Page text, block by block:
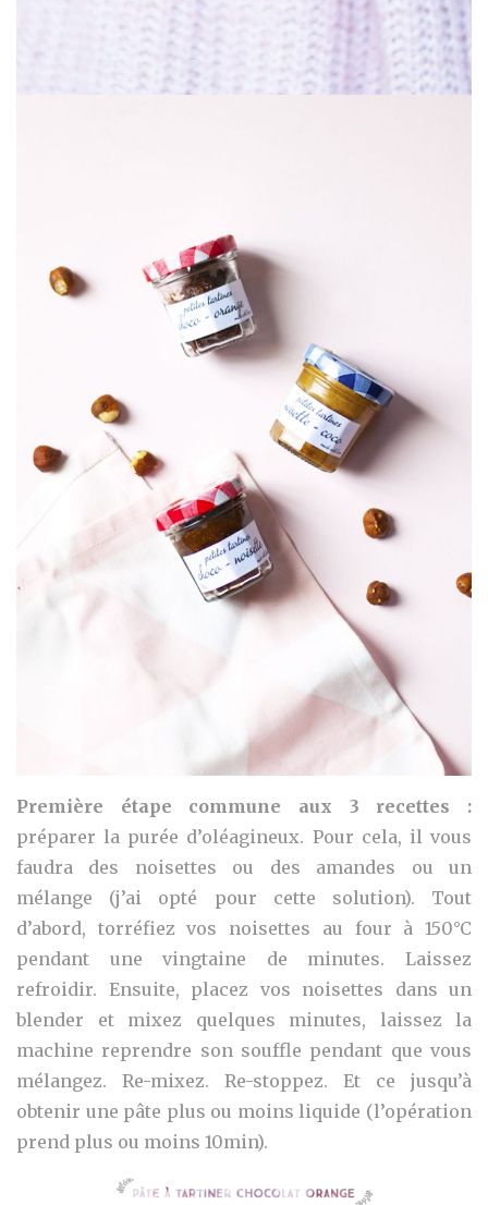
Première étape commune aux 3 recettes :
préparer la purée d’oléagineux. Pour cela, il vous
faudra des noisettes ou des amandes ou un
mélange (j’ai opté pour cette solution). Tout
d’abord, torréfiez vos noisettes au four à 150°C
pendant une vingtaine de minutes. Laissez
refroidir. Ensuite, placez vos noisettes dans un
blender et mixez quelques minutes, laissez la
machine reprendre son souffle pendant que vous
mélangez. Re-mixez. Re-stoppez. Et ce jusqu’à
obtenir une pâte plus ou moins liquide (l’opération
prend plus ou moins 10min).